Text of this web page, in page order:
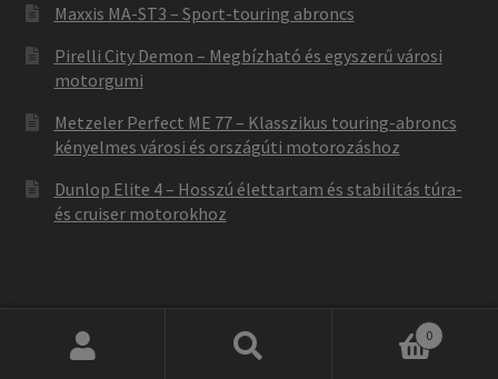
Maxxis MA-ST3 – Sport-touring abroncs
Pirelli City Demon – Megbízható és egyszerű városi
motorgumi
Metzeler Perfect ME 77 – Klasszikus touring-abroncs
kényelmes városi és országúti motorozáshoz
Dunlop Elite 4 – Hosszú élettartam és stabilitás túra-
és cruiser motorokhoz
Keresés
0